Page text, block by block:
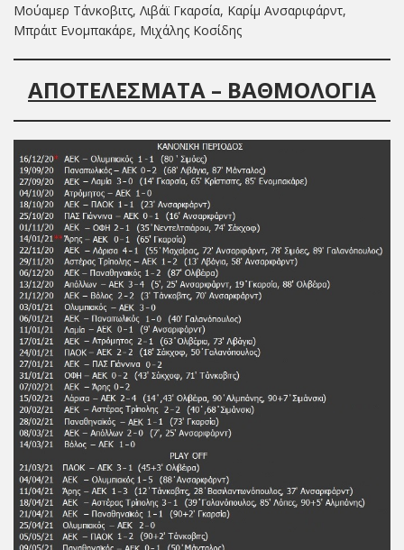
Μούαμερ Τάνκοβιτς, Λιβάϊ Γκαρσία, Καρίμ Ανσαριφάρντ,
Μπράιτ Ενομπακάρε, Μιχάλης Κοσίδης
ΑΠΟΤΕΛΕΣΜΑΤΑ – ΒΑΘΜΟΛΟΓΙΑ